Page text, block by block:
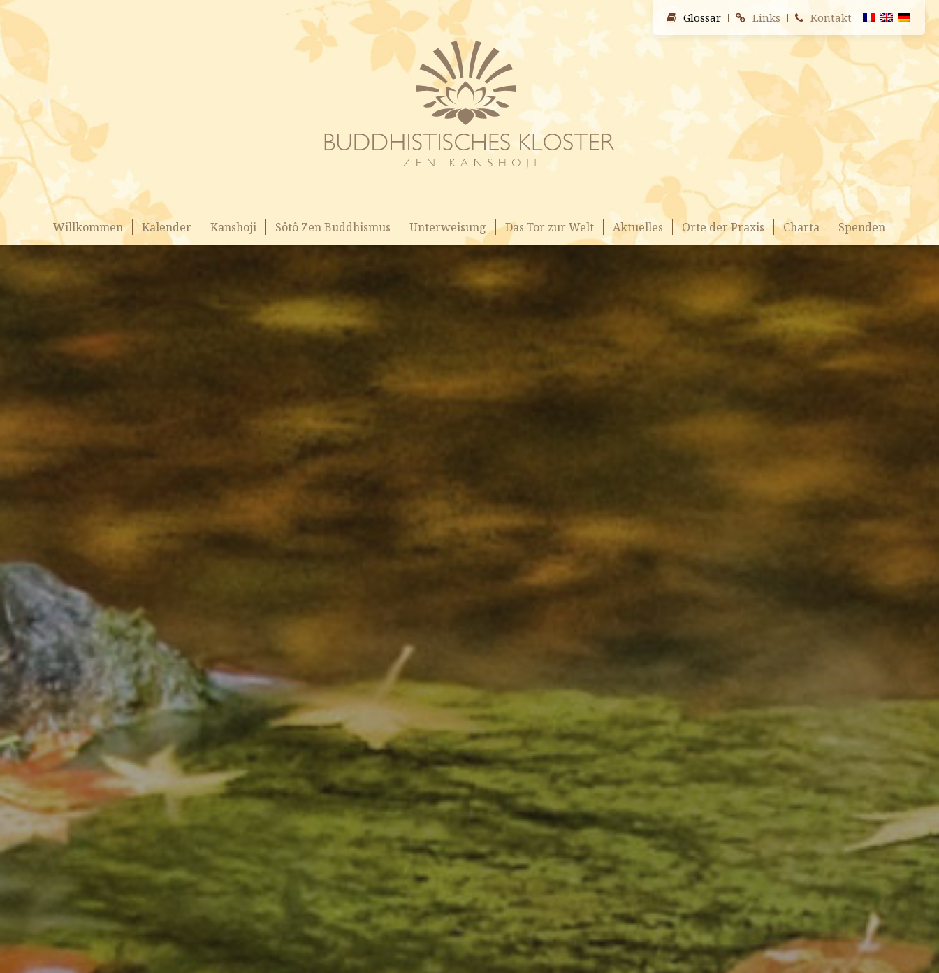
Glossar Links Kontakt
Willkommen Kalender Kanshoji Sôtô Zen Buddhismus Unterweisung Das Tor zur Welt Aktuelles Orte der Praxis Charta Spenden